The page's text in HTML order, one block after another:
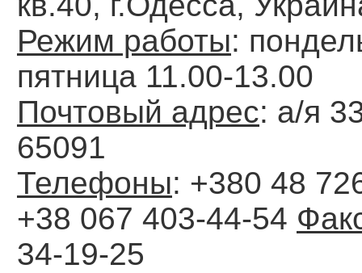
Режим работы:
пятница 11.00-13.00
Почтовый адрес: а/я
65091
Телефоны: +380 48
+38 067 403-44-54
34-19-25